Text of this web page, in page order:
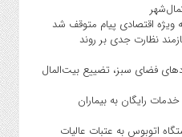
اقتصادی پیام متوقف شد
نظارت جدی بر روند
فضای سبز، تضییع بیت‌المال
تومان خدمات رایگان به بیماران